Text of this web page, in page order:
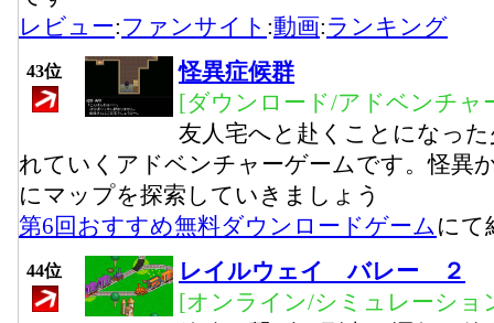
レビュー:ファンサイト :動画:ランキング
43位
怪異症候群
[ダウンロード/アドベンチャ
友人宅へと赴くことになっ
れていくアドベンチャーゲームです。怪異
にマップを探索していきましょう
第6回おすすめ無料ダウンロードゲームにて
44位
レイルウェイ バレー ２
[オンライン/シミュレーショ